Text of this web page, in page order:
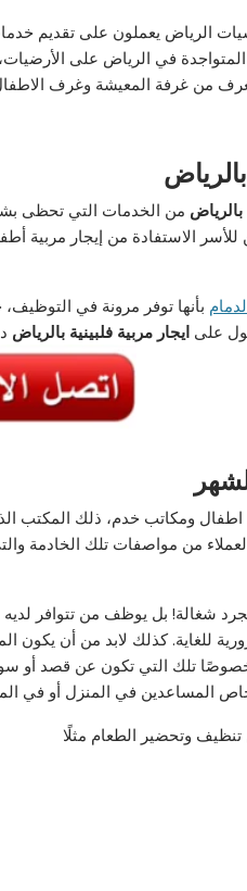
الرياض يعملون على تقديم
المتواجدة في الرياض على
من غرفة المعيشة وغرف
من الخدمات التي تحظى
للأسر الاستفادة من إيجار مربية
بأنها توفر مرونة في التوظيف،
على ايجار مربية فلبينية بالرياض
ومكاتب خدم، ذلك المكتب
من مواصفات تلك الخادمة
شغالة! بل يوظف من تتوافر
للغاية. كذلك لابد من أن يكون
خصوصًا تلك التي تكون عن قصد أو
المساعدين في المنزل أو في
تنظيف وتحضير الطعام مثلًا